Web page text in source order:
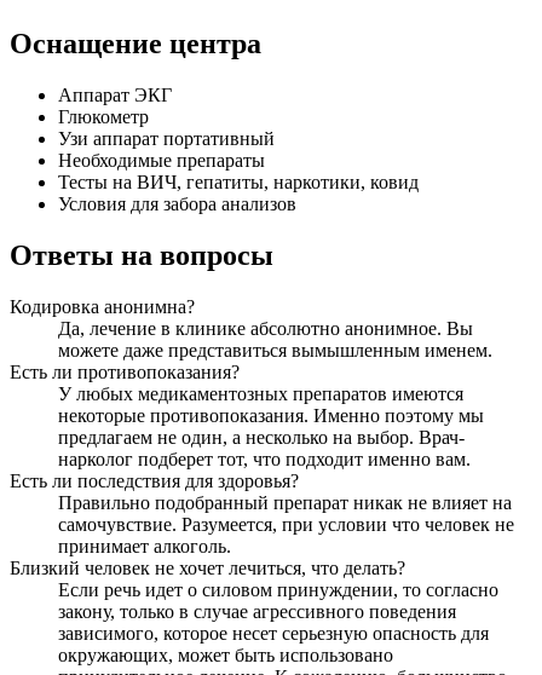
Оснащение центра
Аппарат ЭКГ
Глюкометр
Узи аппарат портативный
Необходимые препараты
Тесты на ВИЧ, гепатиты, наркотики, ковид
Условия для забора анализов
Ответы на вопросы
Кодировка анонимна?
Да, лечение в клинике абсолютно анонимное. Вы
можете даже представиться вымышленным именем.
Есть ли противопоказания?
У любых медикаментозных препаратов имеются
некоторые противопоказания. Именно поэтому мы
предлагаем не один, а несколько на выбор. Врач-
нарколог подберет тот, что подходит именно вам.
Есть ли последствия для здоровья?
Правильно подобранный препарат никак не влияет на
самочувствие. Разумеется, при условии что человек не
принимает алкоголь.
Близкий человек не хочет лечиться, что делать?
Если речь идет о силовом принуждении, то согласно
закону, только в случае агрессивного поведения
зависимого, которое несет серьезную опасность для
окружающих, может быть использовано